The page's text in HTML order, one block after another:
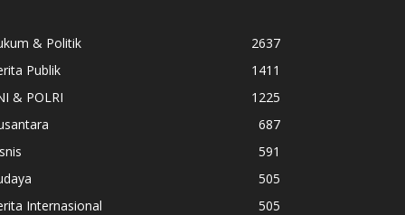
& Politik
2637
Publik
1411
& POLRI
1225
687
591
505
Internasional
505